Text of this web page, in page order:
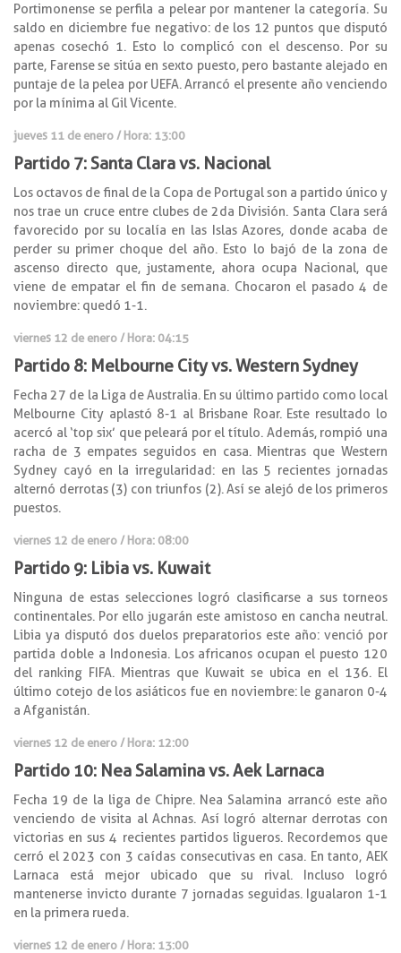
Portimonense se perfila a pelear por mantener la categoría. Su
saldo en diciembre fue negativo: de los 12 puntos que disputó
apenas cosechó 1. Esto lo complicó con el descenso. Por su
parte, Farense se sitúa en sexto puesto, pero bastante alejado en
puntaje de la pelea por UEFA. Arrancó el presente año venciendo
por la mínima al Gil Vicente.
jueves 11 de enero / Hora: 13:00
Partido 7: Santa Clara vs. Nacional
Los octavos de final de la Copa de Portugal son a partido único y
nos trae un cruce entre clubes de 2da División. Santa Clara será
favorecido por su localía en las Islas Azores, donde acaba de
perder su primer choque del año. Esto lo bajó de la zona de
ascenso directo que, justamente, ahora ocupa Nacional, que
viene de empatar el fin de semana. Chocaron el pasado 4 de
noviembre: quedó 1-1.
viernes 12 de enero / Hora: 04:15
Partido 8: Melbourne City vs. Western Sydney
Fecha 27 de la Liga de Australia. En su último partido como local
Melbourne City aplastó 8-1 al Brisbane Roar. Este resultado lo
acercó al ‘top six’ que peleará por el título. Además, rompió una
racha de 3 empates seguidos en casa. Mientras que Western
Sydney cayó en la irregularidad: en las 5 recientes jornadas
alternó derrotas (3) con triunfos (2). Así se alejó de los primeros
puestos.
viernes 12 de enero / Hora: 08:00
Partido 9: Libia vs. Kuwait
Ninguna de estas selecciones logró clasificarse a sus torneos
continentales. Por ello jugarán este amistoso en cancha neutral.
Libia ya disputó dos duelos preparatorios este año: venció por
partida doble a Indonesia. Los africanos ocupan el puesto 120
del ranking FIFA. Mientras que Kuwait se ubica en el 136. El
último cotejo de los asiáticos fue en noviembre: le ganaron 0-4
a Afganistán.
viernes 12 de enero / Hora: 12:00
Partido 10: Nea Salamina vs. Aek Larnaca
Fecha 19 de la liga de Chipre. Nea Salamina arrancó este año
venciendo de visita al Achnas. Así logró alternar derrotas con
victorias en sus 4 recientes partidos ligueros. Recordemos que
cerró el 2023 con 3 caídas consecutivas en casa. En tanto, AEK
Larnaca está mejor ubicado que su rival. Incluso logró
mantenerse invicto durante 7 jornadas seguidas. Igualaron 1-1
en la primera rueda.
viernes 12 de enero / Hora: 13:00